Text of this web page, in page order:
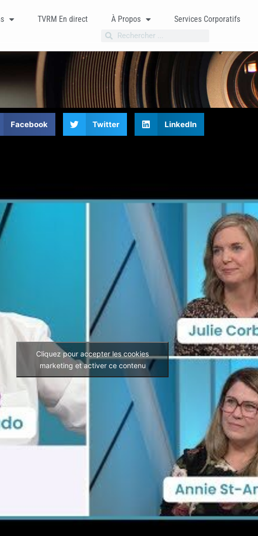
TVRM En direct À Propos Services Corporatifs
Facebook Twitter LinkedIn
Cliquez pour accepter les cookies
marketing et activer ce contenu